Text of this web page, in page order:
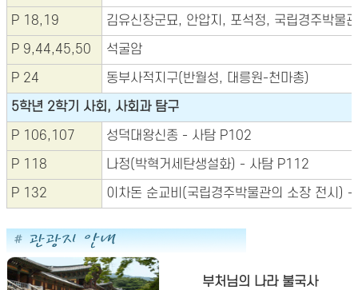
P 18,19
김유신장군묘, 안압지, 포석정, 국립경주박물
P 9,44,45,50
석굴암
P 24
동부사적지구(반월성, 대릉원-천마총)
5학년 2학기 사회, 사회과 탐구
P 106,107
성덕대왕신종 - 사탐 P102
P 118
나정(박혁거세탄생설화) - 사탐 P112
P 132
이차돈 순교비(국립경주박물관의 소장 전시)
부처님의 나라 불국사